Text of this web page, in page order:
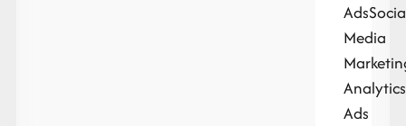
Ads
Media
Analytics
Ads